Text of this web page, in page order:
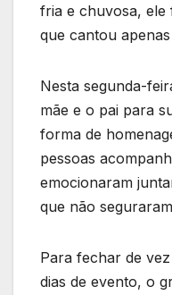
fria e chuvosa, ele
que cantou
Nesta segunda-
mãe e o pai para
forma de
pessoas
emocionaram
que não
Para fechar de
dias de evento, o